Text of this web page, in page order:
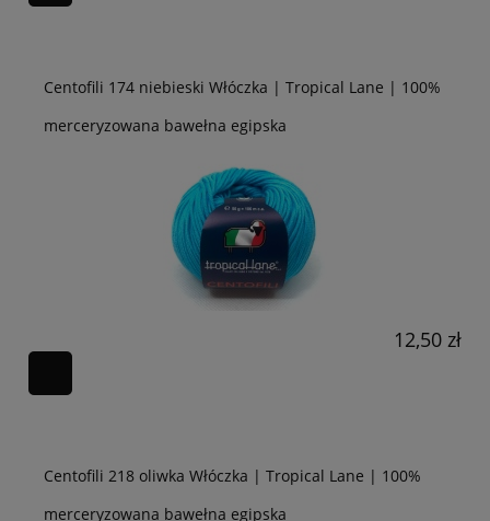
Centofili 174 niebieski Włóczka | Tropical Lane | 100%
merceryzowana bawełna egipska
12,50 zł
Centofili 218 oliwka Włóczka | Tropical Lane | 100%
merceryzowana bawełna egipska